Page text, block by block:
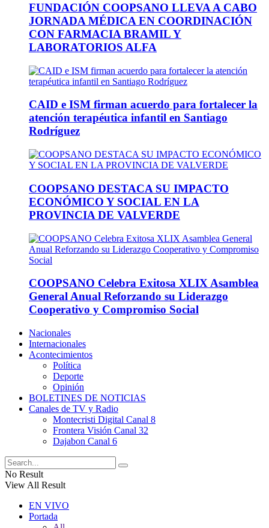
FUNDACIÓN COOPSANO LLEVA A CABO
JORNADA MÉDICA EN COORDINACIÓN
CON FARMACIA BRAMIL Y
LABORATORIOS ALFA
CAID e ISM firman acuerdo para fortalecer la
atención terapéutica infantil en Santiago
Rodríguez
COOPSANO DESTACA SU IMPACTO
ECONÓMICO Y SOCIAL EN LA
PROVINCIA DE VALVERDE
COOPSANO Celebra Exitosa XLIX Asamblea
General Anual Reforzando su Liderazgo
Cooperativo y Compromiso Social
Nacionales
Internacionales
Acontecimientos
Política
Deporte
Opinión
BOLETINES DE NOTICIAS
Canales de TV y Radio
Montecristi Digital Canal 8
Frontera Visión Canal 32
Dajabon Canal 6
No Result
View All Result
EN VIVO
Portada